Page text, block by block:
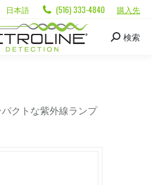
日本語 (516) 333-4840 購入先
検索
クトな紫外線ランプ